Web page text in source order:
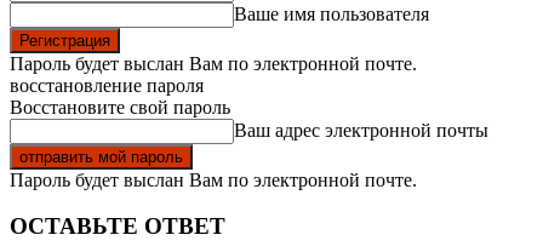
Ваше имя пользователя
Пароль будет выслан Вам по электронной почте.
восстановление пароля
Восстановите свой пароль
Ваш адрес электронной почты
Пароль будет выслан Вам по электронной почте.
ОСТАВЬТЕ ОТВЕТ